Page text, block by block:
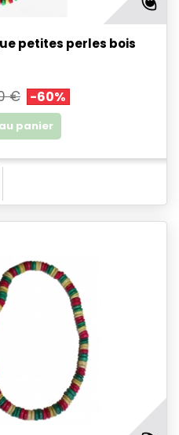
petites perles bois
€ -60%
panier